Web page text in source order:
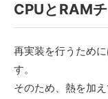
CPUとRAM
再実装を行うため
す。
そのため、熱を加